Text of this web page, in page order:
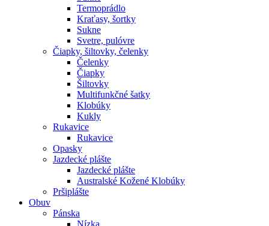
Termoprádlo
Kraťasy, šortky
Sukne
Svetre, pulóvre
Čiapky, šiltovky, čelenky
Čelenky
Čiapky
Šiltovky
Multifunkčné šatky
Klobúky
Kukly
Rukavice
Rukavice
Opasky
Jazdecké plášte
Jazdecké plášte
Australské Kožené Klobúky
Pršiplášte
Obuv
Pánska
Nízka